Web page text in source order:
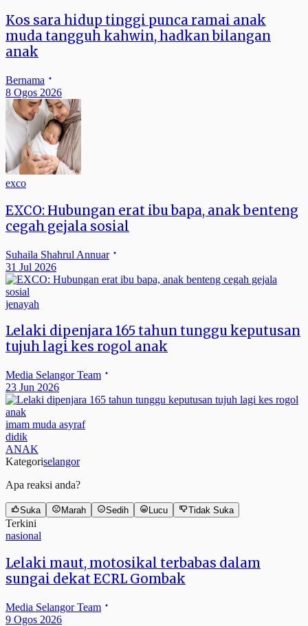
Kos sara hidup tinggi punca ramai anak
muda tangguh kahwin, hadkan bilangan
anak
Bernama
8 Ogos 2026
exco
EXCO: Hubungan erat ibu bapa, anak benteng
cegah gejala sosial
Suhaila Shahrul Annuar
31 Jul 2026
jenayah
Lelaki dipenjara 165 tahun tunggu keputusan
tujuh lagi kes rogol anak
Media Selangor Team
23 Jun 2026
imam muda asyraf
didik
ANAK
Kategoriselangor
Apa reaksi anda?
Suka Marah Sedih Lucu Tidak Suka
Terkini
nasional
Lelaki maut, motosikal terbabas dalam
sungai dekat ECRL Gombak
Media Selangor Team
9 Ogos 2026